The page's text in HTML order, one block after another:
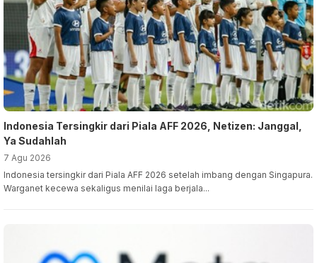
Indonesia Tersingkir dari Piala AFF 2026, Netizen: Janggal,
Ya Sudahlah
7 Agu 2026
Indonesia tersingkir dari Piala AFF 2026 setelah imbang dengan Singapura.
Warganet kecewa sekaligus menilai laga berjala...